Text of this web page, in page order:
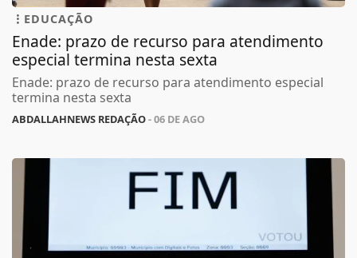
EDUCAÇÃO
Enade: prazo de recurso para atendimento
especial termina nesta sexta
Enade: prazo de recurso para atendimento especial
termina nesta sexta
ABDALLAHNEWS REDAÇÃO- 06 DE AGO